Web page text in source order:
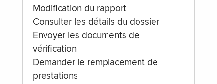
Modification du rapport
Consulter les détails du dossier
Envoyer les documents de
vérification
Demander le remplacement de
prestations